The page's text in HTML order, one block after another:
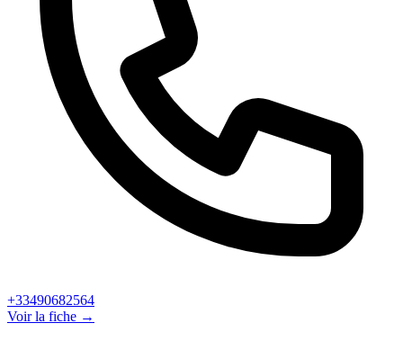
+33490682564
Voir la fiche →